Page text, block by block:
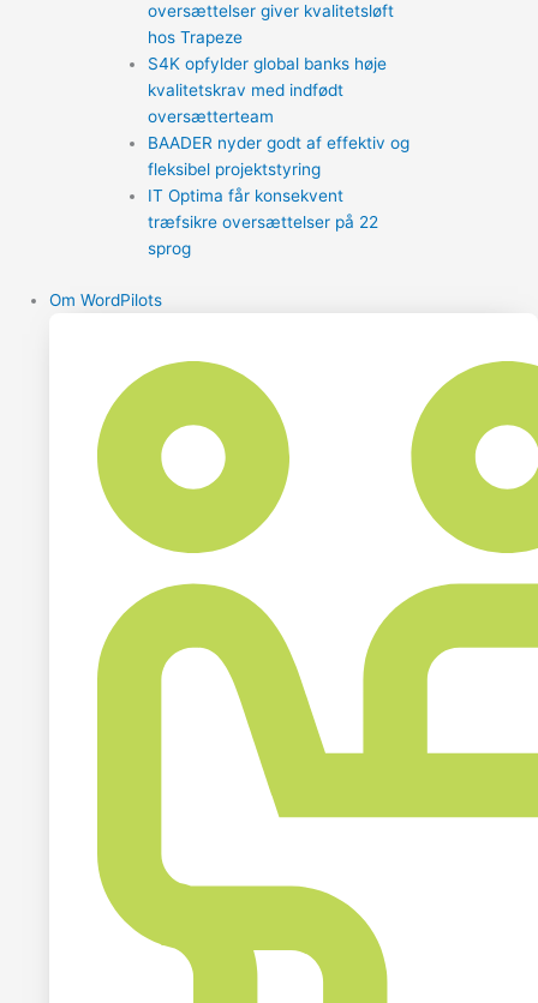
oversættelser giver kvalitetsløft
hos Trapeze
S4K opfylder global banks høje
kvalitetskrav med indfødt
oversætterteam
BAADER nyder godt af effektiv og
fleksibel projektstyring
IT Optima får konsekvent
træfsikre oversættelser på 22
sprog
Om WordPilots